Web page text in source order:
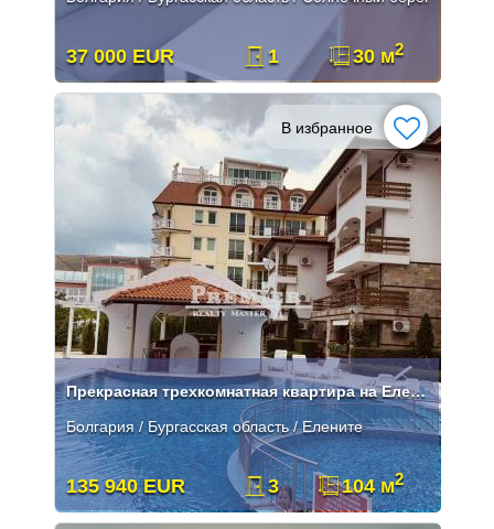
37 000 EUR 1 30 м2
В избранное
Прекрасная трехкомнатная квартира на Елените
Болгария / Бургасская область / Елените
135 940 EUR 3 104 м2